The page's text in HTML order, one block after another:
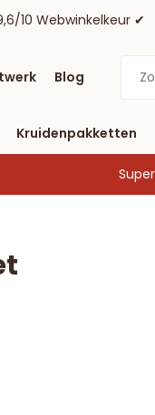
uur besteld,
Blog
Kruidenpakketten